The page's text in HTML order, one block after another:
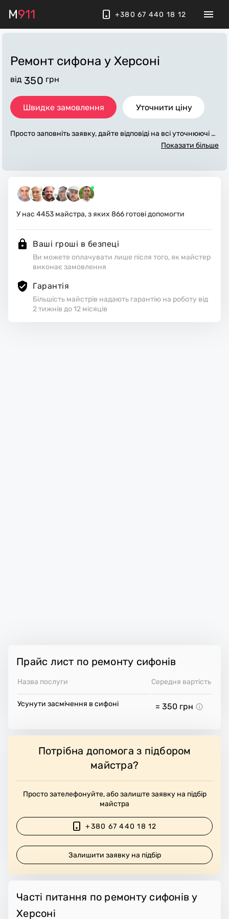
M911 +380 67 440 18 12
Ремонт сифона у Херсоні
від 350 грн
Швидке замовлення Уточнити ціну
Просто заповніть заявку, дайте відповіді на всі уточнюючі за
питання по «ремонт сифона». Ми зв'яжемося з вами протяг
ці стежать за чистотою та прибирають робоче місце.
Показати більше
У нас 4453 майстра, з яких 866 готові допомогти
Ваші гроші в безпеці
Ви можете оплачувати лише після того, як майстер
виконає замовлення
Гарантія
Більшість майстрів надають гарантію на роботу від
2 тижнів до 12 місяців
Прайс лист по ремонту сифонів
Назва послуги Середня вартість
Усунути засмічення в сифоні ≈ 350 грн
Потрібна допомога з підбором
майстра?
Просто зателефонуйте, або залиште заявку на підбір
майстра
+380 67 440 18 12
Залишити заявку на підбір
Часті питання по ремонту сифонів у
Херсоні